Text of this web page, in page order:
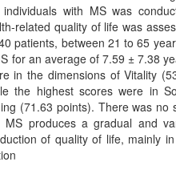
with MS was
related quality of life was
patients, between 21 to 65
for an average of 7.59 ± 7.38
in the dimensions of Vitality
the highest scores were in
(71.63 points). There was no
produces a gradual and
of quality of life, mainly